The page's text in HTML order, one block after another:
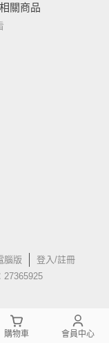
關商品
腦版
登入/註冊
27365925
購物車 會員中心